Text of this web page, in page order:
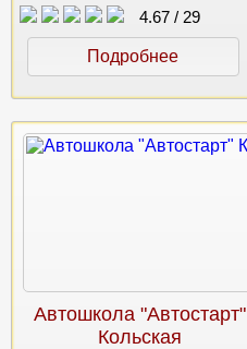
4.67 / 29
Подробнее
Автошкола "Автостарт"
Кольская